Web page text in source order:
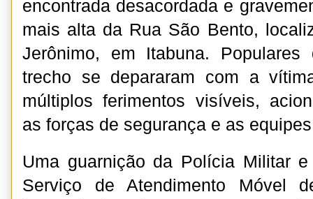
encontrada desacordada e
mais alta da Rua São Bento,
Jerônimo, em Itabuna. Populares
trecho se depararam com a
múltiplos ferimentos visíveis,
as forças de segurança e as
Uma guarnição da Polícia Militar
Serviço de Atendimento Móvel